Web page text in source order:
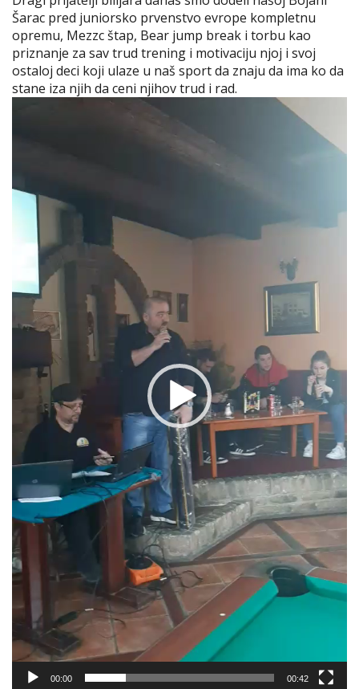
Šarac pred juniorsko prvenstvo evrope kompletnu
opremu, Mezzc štap, Bear jump break i torbu kao
priznanje za sav trud trening i motivaciju njoj i svoj
ostaloj deci koji ulaze u naš sport da znaju da ima ko da
stane iza njih da ceni njihov trud i rad.
00:00 00:42